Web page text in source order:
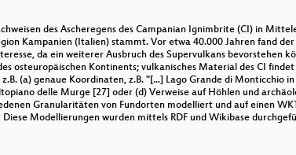
des Ascheregens des Campanian Ignimbrite (CI) in
Kampanien (Italien) stammt. Vor etwa 40.000 Jahren fand
da ein weiterer Ausbruch des Supervulkans bevorstehen
osteuropäischen Kontinents; vulkanisches Material des CI
(a) genaue Koordinaten, z.B. "[...] Lago Grande di Monticchio in
delle Murge [27] oder (d) Verweise auf Höhlen und
Granularitäten von Fundorten modelliert und auf einen
Modellierungen wurden mittels RDF und Wikibase